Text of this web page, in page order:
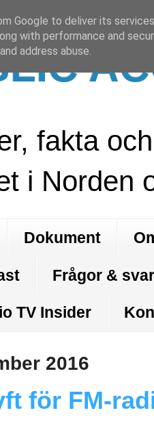
fakta
i Norden
Dokument
Frågor &
TV Insider
2016
för FM-
Google to deliver its
with performance and
address abuse.